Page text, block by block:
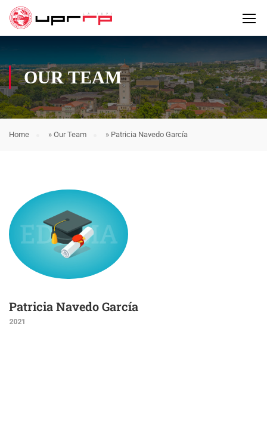
OUR TEAM
Home » Our Team » Patricia Navedo García
Patricia Navedo García
2021